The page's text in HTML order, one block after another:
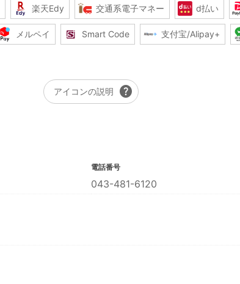
楽天Edy 交通系電子マネー d払い
メルペイ Smart Code 支付宝/Alipay+
アイコンの説明 help
電話番号
043-481-6120